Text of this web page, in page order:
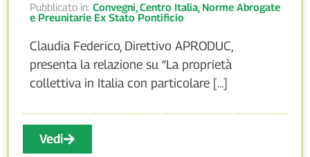
Pubblicato in: Convegni, Centro Italia, Norme Abrogate
e Preunitarie Ex Stato Pontificio
Claudia Federico, Direttivo APRODUC,
presenta la relazione su “La proprietà
collettiva in Italia con particolare [...]
Vedi